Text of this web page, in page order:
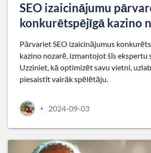
SEO izaicinājumu
konkurētspējīgā kazino
Pārvariet SEO izaicinājumus
kazino nozarē, izmantojot šīs ekspertu
Uzziniet, kā optimizēt savu vietni,
piesaistīt vairāk spēlētāju.
• 2024-09-03